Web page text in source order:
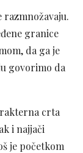
razmnožavaju.
granice
da ga je
govorimo da
crta
i najjači
je početkom